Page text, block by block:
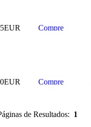
de Resultados: 1